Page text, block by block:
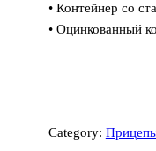
• Контейнер со
• Оцинкованный
Category: